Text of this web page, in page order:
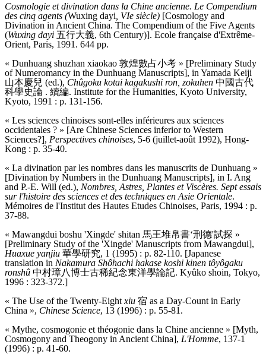
Cosmologie et divination dans la Chine ancienne. Le Compendium
des cinq agents (Wuxing dayi , VIe siècle) [Cosmology and
Divination in Ancient China. The Compendium of the Five Agents
(Wuxing dayi 五行大義, 6th Century)]. Ecole française d'Extrême-
Orient, Paris, 1991. 644 pp.
« Dunhuang shuzhan xiaokao 敦煌數占小考 » [Preliminary Study
of Numeromancy in the Dunhuang Manuscripts], in Yamada Keiji
山本慶兒 (ed.), Chûgoku kotai kagakushi ron, zokuhen 中國古代
科學史論 . 續編. Institute for the Humanities, Kyoto University,
Kyoto, 1991 : p. 131-156.
« Les sciences chinoises sont-elles inférieures aux sciences
occidentales ? » [Are Chinese Sciences inferior to Western
Sciences?], Perspectives chinoises, 5-6 (juillet-août 1992), Hong-
Kong : p. 35-40.
« La divination par les nombres dans les manuscrits de Dunhuang »
[Divination by Numbers in the Dunhuang Manuscripts], in I. Ang
and P.-E. Will (ed.), Nombres, Astres, Plantes et Viscères. Sept essais
sur l'histoire des sciences et des techniques en Asie Orientale.
Mémoires de l'Institut des Hautes Etudes Chinoises, Paris, 1994 : p.
37-88.
« Mawangdui boshu 'Xingde' shitan 馬王堆帛書‘刑德'試探 »
[Preliminary Study of the 'Xingde' Manuscripts from Mawangdui],
Huaxue yanjiu 華學研究, 1 (1995) : p. 82-110. [Japanese
translation in Nakamura Shôhachi hakase koshi kinen tôyôgaku
ronshû 中村璋八博士古稀紀念東洋學論記. Kyûko shoin, Tokyo,
1996 : 323-372.]
« The Use of the Twenty-Eight xiu 宿 as a Day-Count in Early
China », Chinese Science, 13 (1996) : p. 55-81.
« Mythe, cosmogonie et théogonie dans la Chine ancienne » [Myth,
Cosmogony and Theogony in Ancient China], L'Homme, 137-1
(1996) : p. 41-60.